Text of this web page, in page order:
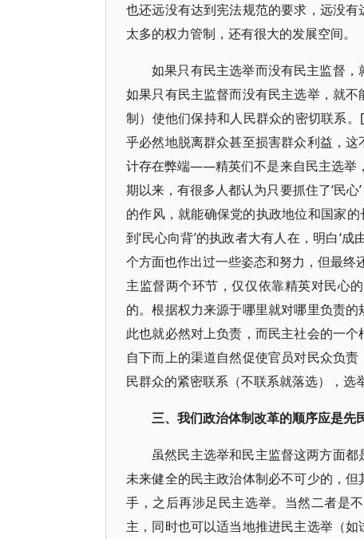
也还远没有达到宪法规范的要求，远没
太多的权力管制，还有很大的发展空间。
如果只有民主选举而没有民主监督
如果只有民主监督而没有民主选举，就
制）使他们保持和人民群众的密切联系
乎必然地脱离群众甚至损害群众利益，
计存在弊端——精英们不是来自民主选举
期以来，有很多人都认为只要抓住了‘民
的作风，就能确保党的执政地位和国家
到‘民心向背’的执政者大有人在，明白‘
个方面也作出过一些姿态和努力，但最终
主监督两个环节，仅仅依靠精英对民心
的。根据权力来源于哪里就对哪里负责
此也就必然对上负责，而民主社会的一
自下而上的渠道自然促使官员对民众负
民群众的紧密联系（不联系就落选），选
三、我们政治体制改革的顺序应是先
虽然民主选举和民主监督这两方面
未来健全的民主政治体制必不可少的，
手，之后再涉足民主选举。当然二者是
主，同时也可以适当地推进民主选举（如